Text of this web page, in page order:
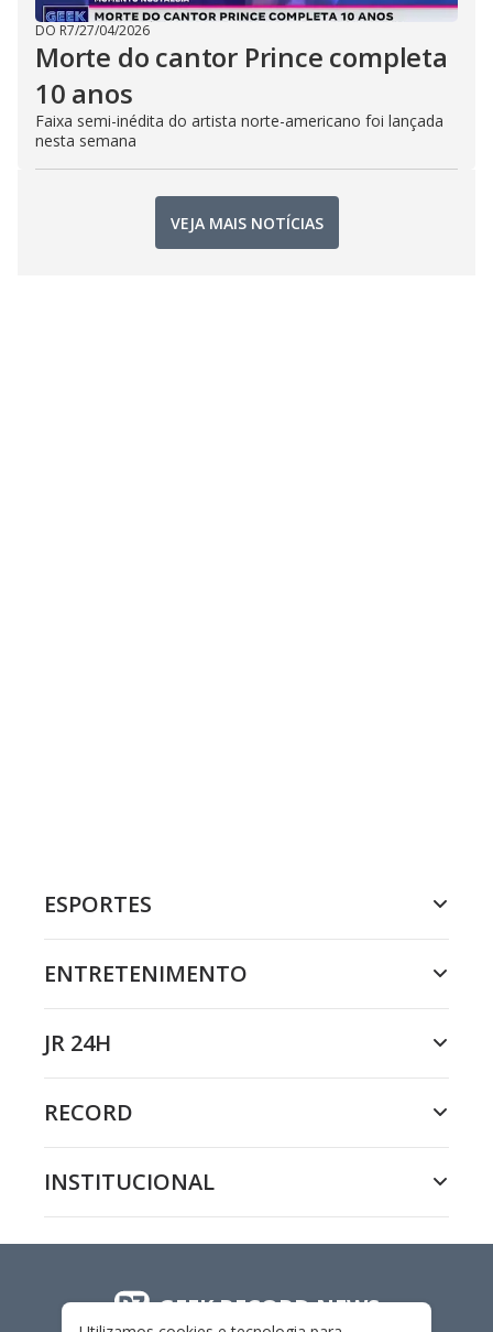
DO R7/27/04/2026
Morte do cantor Prince completa
10 anos
Faixa semi-inédita do artista norte-americano foi lançada
nesta semana
VEJA MAIS NOTÍCIAS
ESPORTES
ENTRETENIMENTO
JR 24H
RECORD
INSTITUCIONAL
GEEK RECORD NEWS